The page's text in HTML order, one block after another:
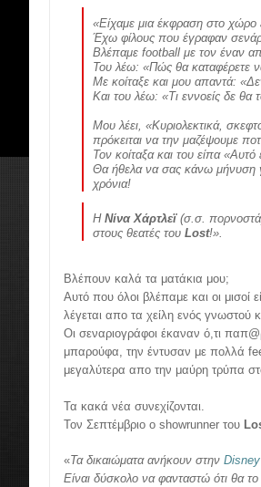
«Είχαμε μια έκφραση στο χώρο
Έχω φίλους που έγραφαν
Βλέπαμε football με τον έναν
Του λέω: «Πώς θα καταφέρετε
Με κοίταξε και μου απαντά:
Και του λέω: «Τι εννοείς δε θα
Μου λέει, «Κυριολεκτικά,
πρόκειται να την μαζέψουμε
Τον κοίταξα και του είπα
Θα ήθελα να σας κάνω μήνυση
χρόνια!
H Νίνα Χάρτλεϊ(σ.σ.
στους θεατές του Lost!».
Βλέπουν καλά τα ματάκια μου;
Αυτό που όλοι βλέπαμε και οι μισοί
λέγεται απο τα χείλη ενός γνωστού
Οι σεναριογράφοι έκαναν ό,τι
μπαρούφα, την έντυσαν με πολλά
μεγαλύτερα απο την μαύρη τρύπα
Τα κακά νέα συνεχίζονται.
Τον Σεπτέμβριο ο showrunner του
«Τα δικαιώματα ανήκουν στην Disney
Είναι δύσκολο να φανταστώ ότι θα